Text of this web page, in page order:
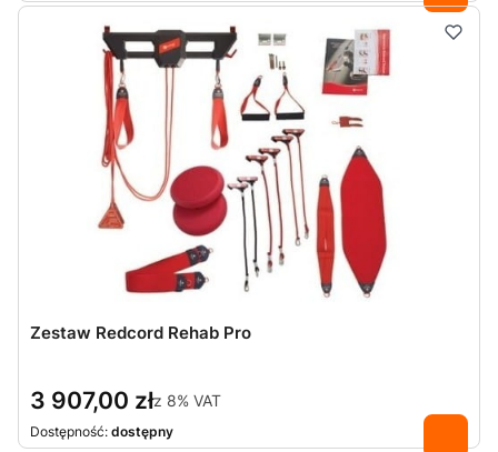
Zestaw Redcord Rehab Pro
3 907,00 złz 8% VAT
Dostępność: dostępny